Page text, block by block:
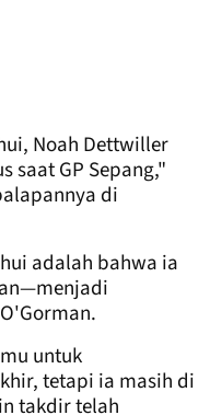
Noah Dettwiller
saat GP Sepang,"
di
adalah bahwa ia
untuk
tetapi ia masih di
takdir telah